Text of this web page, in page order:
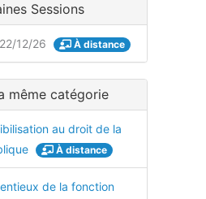
Sessions
12/26 À distance
même catégorie
au droit de la
À distance
de la fonction